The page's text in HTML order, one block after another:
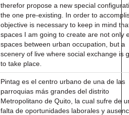
therefor propose a new special
the one pre-existing. In order to
objective is necessary to keep in mind
spaces I am going to create are not only
spaces between urban occupation, but a
scenery of live where social exchange is
to take place.
Pintag es el centro urbano de una de las
parroquias más grandes del distrito
Metropolitano de Quito, la cual sufre de
falta de oportunidades laborales y